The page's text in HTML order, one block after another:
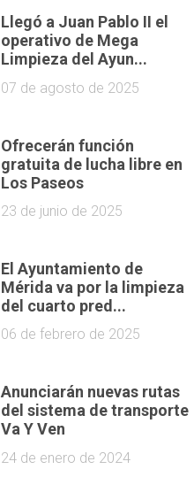
Llegó a Juan Pablo II el
operativo de Mega
Limpieza del Ayun...
07 de agosto de 2025
Ofrecerán función
gratuita de lucha libre en
Los Paseos
23 de junio de 2025
El Ayuntamiento de
Mérida va por la limpieza
del cuarto pred...
06 de febrero de 2025
Anunciarán nuevas rutas
del sistema de transporte
Va Y Ven
24 de enero de 2024